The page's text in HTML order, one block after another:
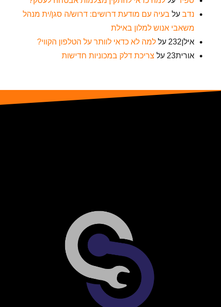
נדב על בעיה עם מודעת דרושים: דרוש/ה סגן/ית מנהל
משאבי אנוש למלון באילת
אילן232
עללמה לא כדאי לוותר על הטלפון הקווי?
אורית23
על צריכת דלק במכוניות חדישות